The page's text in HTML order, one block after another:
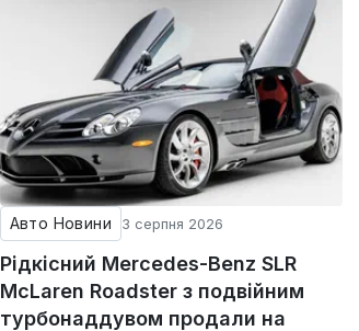
Авто Новини 3 серпня 2026
Рідкісний Mercedes-Benz SLR
McLaren Roadster з подвійним
турбонаддувом продали на